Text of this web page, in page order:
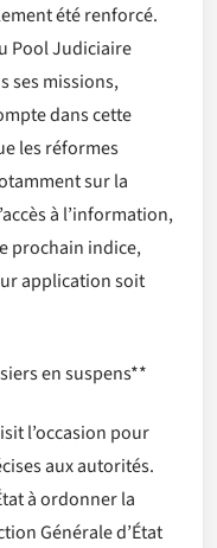
été renforcé.
Pool Judiciaire
ses missions,
dans cette
les réformes
sur la
à l’information,
prochain indice,
application soit
en suspens**
l’occasion pour
aux autorités.
à ordonner la
Générale d’État